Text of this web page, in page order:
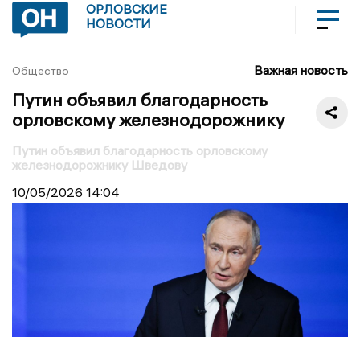
ОРЛОВСКИЕ
НОВОСТИ
Общество Важная новость
Путин объявил благодарность
орловскому железнодорожнику
Путин объявил благодарность орловскому
железнодорожнику Шведову
10/05/2026 14:04